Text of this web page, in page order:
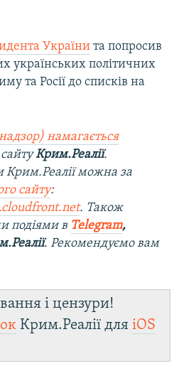
України та попросив
українських політичних
та Росії до списків на
намагається
Крим.Реалії.
Крим.Реалії можна за
сайту:
. Також
подіями в Telegram,
. Рекомендуємо вам
і цензури!
Крим.Реалії для iOS